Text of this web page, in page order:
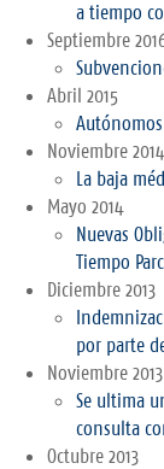
a tiempo
Septiembre
Abril 2015
Noviembre 2014
La baja
Mayo 2014
Nuevas
Tiempo
Diciembre 2013
por parte
Noviembre 2013
Se ultima
consulta
Octubre 2013